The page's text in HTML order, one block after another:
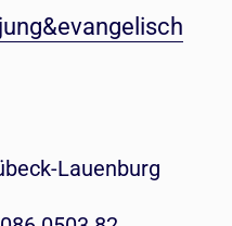
jung&evangelisch
Lauenburg